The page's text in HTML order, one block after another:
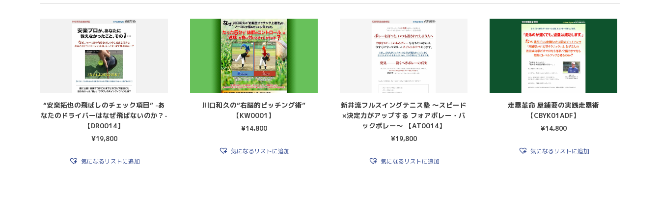
“安楽拓也の飛ばしのチェック項目” -あ
なたのドライバーはなぜ飛ばないのか？-
【DR0014】
¥19,800
気になるリストに追加
川口和久の“右脳的ピッチング術”
【KW0001】
¥14,800
気になるリストに追加
新井流フルスイングテニス塾 〜スピード
×決定力がアップする フォアボレー・バ
ックボレー〜 【AT0014】
¥19,800
気になるリストに追加
走塁革命 屋鋪要の実践走塁術
【CBYK01ADF】
¥14,800
気になるリストに追加